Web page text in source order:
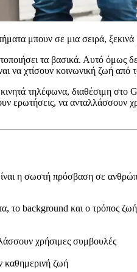
μπουν σε μια σειρά,
τα βασικά. Αυτό όμως
να χτίσουν κοινωνική ζωή
τηλέφωνα, διαθέσιμη
ερωτήσεις, να
η σωστή πρόσβαση σε
το background και ο τρόπος
χρήσιμες συμβουλές
καθημερινή ζωή